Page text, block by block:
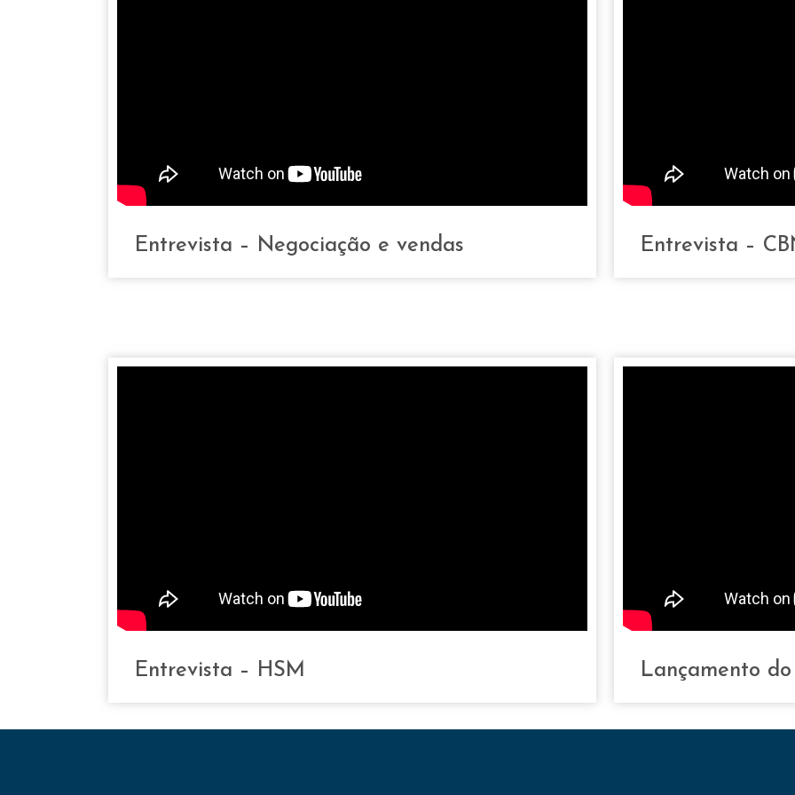
Entrevista – Negociação e vendas Entrevista –
Entrevista – HSM Lançamento